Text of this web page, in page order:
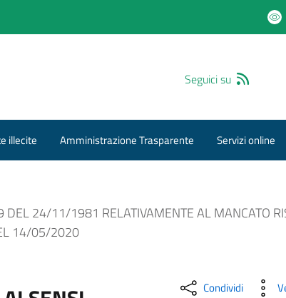
Seguici su
illecite Amministrazione Trasparente Servizi online
DEL 24/11/1981 RELATIVAMENTE AL MANCATO
14/05/2020
Condividi